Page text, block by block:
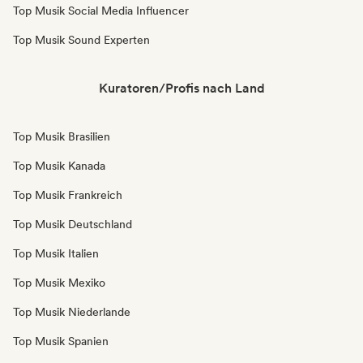
Top Musik Social Media Influencer
Top Musik Sound Experten
Kuratoren/Profis nach Land
Top Musik Brasilien
Top Musik Kanada
Top Musik Frankreich
Top Musik Deutschland
Top Musik Italien
Top Musik Mexiko
Top Musik Niederlande
Top Musik Spanien